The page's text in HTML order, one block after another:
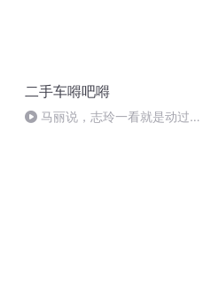
二手车嘚吧嘚
马丽说，志玲一看就是动过刀